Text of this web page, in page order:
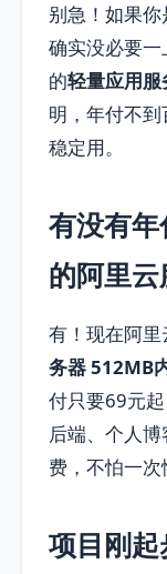
别急！如果你
确实没必要
的轻量应用
明，年付不
稳定用。
有没有
的阿里云
有！现在阿里
务器 512MB
付只要69元
后端、个人
费，不怕一次
项目刚